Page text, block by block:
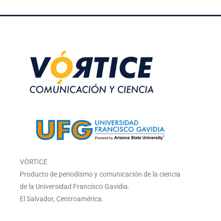
VÓRTICE
Producto de periodismo y comunicación de la ciencia
de la Universidad Francisco Gavidia.
El Salvador, Centroamérica.